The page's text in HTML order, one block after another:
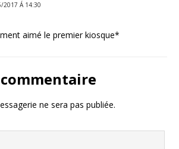
2017 Á 14:30
aimé le premier kiosque*
ne sera pas publiée.